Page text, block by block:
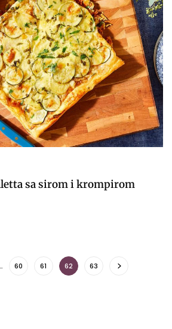
sa sirom i krompirom
60 61 62 63